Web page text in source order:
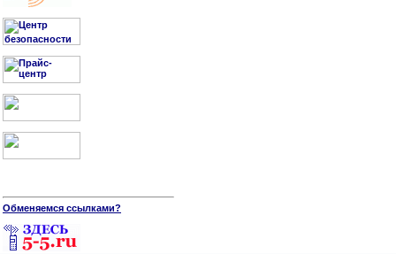
Обменяемся ссылками?